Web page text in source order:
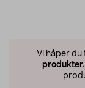
Vi håper
produkter.